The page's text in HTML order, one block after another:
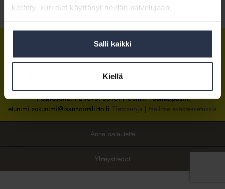
kerätty, kun olet käyttänyt heidän palvelujaan.
Salli kaikki
Kiellä
Tietoa jäsenyydestä
IsännöintiliittoIsännöintiliittoIsännöintiliitto
Isännöintiliiton toimistosijaitsee Hakaniemessä Helsingissä.
Postiosoite:PL 1370, 00101 HelsinkiSähköpostit:
etunimi.sukunimi@isannointiliitto.fi Tietosuoja | Hallitse evästeasetuksia
Anna palautetta
Yhteystiedot